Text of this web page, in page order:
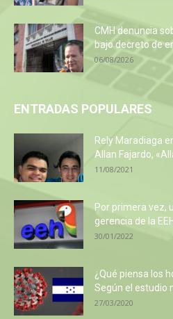
CMH denuncia
bajo decreto de
06/08/2026
ENTRADAS POPULARES
Rely Maradiaga
Allan Fajardo,
11/08/2021
Por primera vez,
gerencia de la EEH
30/01/2022
¿Qué piensa los
Según el estudio
27/03/2020